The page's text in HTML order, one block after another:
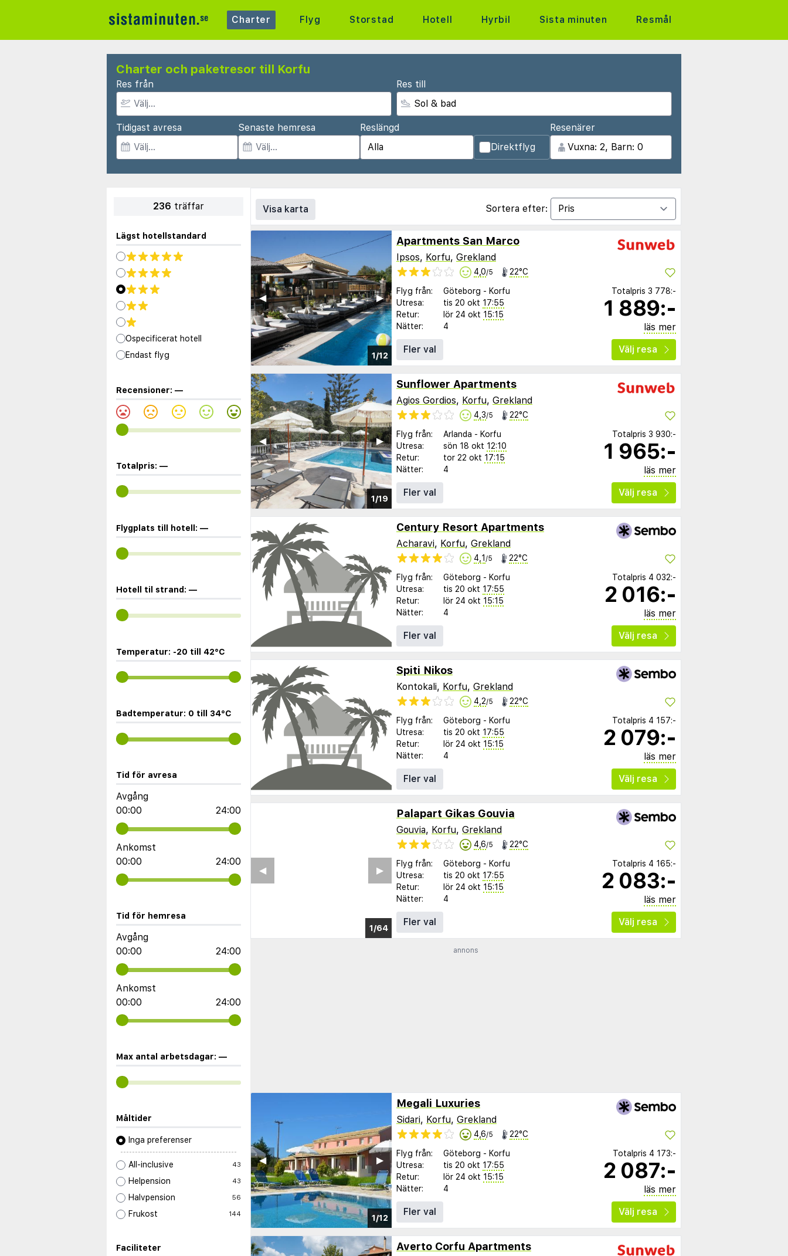
Charter Flyg Storstad Hotell Hyrbil Sista minuten Resmål
Charter och paketresor till Korfu
Res från Res till
Tidigast avresa Senaste hemresa
Reslängd
Direktflyg
Resenärer
236 träffar
Lägst hotellstandard
Ospecificerat hotell
Endast flyg
Recensioner: —
Totalpris: —
Flygplats till hotell: —
Hotell til strand: —
Temperatur: -20 till 42°C
Badtemperatur: 0 till 34°C
Tid för avresa
Avgång
00:00
24:00
Ankomst
00:00
24:00
Tid för hemresa
Avgång
00:00
24:00
Ankomst
00:00
24:00
Max antal arbetsdagar: —
Måltider
Inga preferenser
All-inclusive 43
Helpension 43
Halvpension 56
Frukost 144
Faciliteter
Visa karta Sortera efter:
1/12
▶︎
◀︎
Apartments San Marco
Ipsos, Korfu, Grekland
4,0/5 22°C
Flyg från: Göteborg - Korfu
Utresa:
tis 20 okt 17:55
Retur:
lör 24 okt 15:15
Nätter:
4
Totalpris 3 778:-
1 889:-
läs mer
Fler val
Välj resa
1/19
▶︎
◀︎
Sunflower Apartments
Agios Gordios, Korfu, Grekland
4,3/5 22°C
Flyg från: Arlanda - Korfu
Utresa:
sön 18 okt 12:10
Retur:
tor 22 okt 17:15
Nätter:
4
Totalpris 3 930:-
1 965:-
läs mer
Fler val
Välj resa
Century Resort Apartments
Acharavi, Korfu, Grekland
4,1 /5 22°C
Flyg från: Göteborg - Korfu
Utresa:
tis 20 okt 17:55
Retur:
lör 24 okt 15:15
Nätter:
4
Totalpris 4 032:-
2 016:-
läs mer
Fler val
Välj resa
Spiti Nikos
Kontokali, Korfu, Grekland
4,2/5 22°C
Flyg från: Göteborg - Korfu
Utresa:
tis 20 okt 17:55
Retur:
lör 24 okt 15:15
Nätter:
4
Totalpris 4 157:-
2 079:-
läs mer
Fler val
Välj resa
1/57
▶︎
◀︎
Palapart Gikas Gouvia
Gouvia, Korfu, Grekland
4,6/5 22°C
Flyg från: Göteborg - Korfu
Utresa:
tis 20 okt 17:55
Retur:
lör 24 okt 15:15
Nätter:
4
Totalpris 4 165:-
2 083:-
läs mer
Fler val
Välj resa
annons
1/12
▶︎
◀︎
Megali Luxuries
Sidari, Korfu, Grekland
4,6/5 22°C
Flyg från: Göteborg - Korfu
Utresa:
tis 20 okt 17:55
Retur:
lör 24 okt 15:15
Nätter:
4
Totalpris 4 173:-
2 087:-
läs mer
Fler val
Välj resa
Averto Corfu Apartments